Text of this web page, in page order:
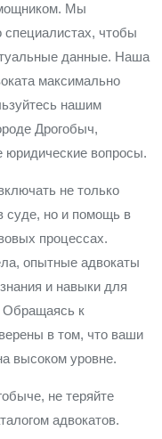
Мы
чтобы
данные. Наша
максимально
нашим
Дрогобыч,
вопросы.
не только
суде, но и помощь в
процессах.
опытные адвокаты
и навыки для
Обращаясь к
в том, что ваши
высоком уровне.
не теряйте
адвокатов.